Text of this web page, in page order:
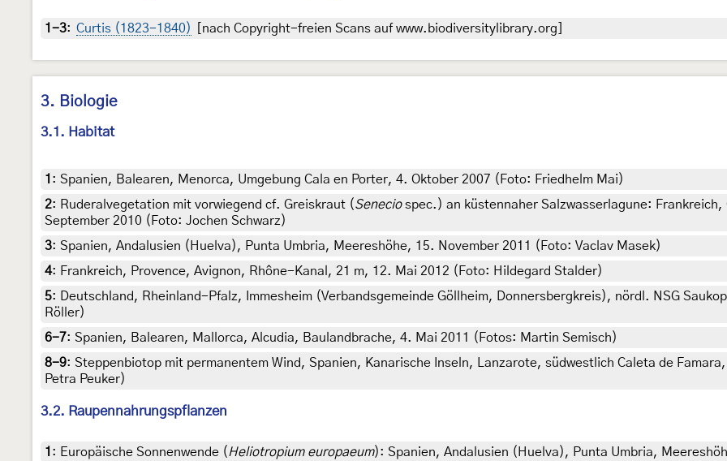
1-3: Curtis (1823-1840) [nach Copyright-freien Scans auf www.biodiversitylibrary.org]
3. Biologie
3.1. Habitat
1 : Spanien, Balearen, Menorca, Umgebung Cala en Porter, 4. Oktober 2007 (Foto: Friedhelm Mai)
2: Ruderalvegetation mit vorwiegend cf. Greiskraut (Seneciospec.) an küstennaher Salzwasserlagune:
September 2010 (Foto: Jochen Schwarz)
3: Spanien, Andalusien (Huelva), Punta Umbria, Meereshöhe, 15. November 2011 (Foto: Vaclav Masek)
4: Frankreich, Provence, Avignon, Rhône-Kanal, 21 m, 12. Mai 2012 (Foto: Hildegard Stalder)
5:
Deutschland, Rheinland-Pfalz, Immesheim (Verbandsgemeinde Göllheim, Donnersbergkreis), nördl. NSG
Röller)
6-7: Spanien, Balearen, Mallorca, Alcudia, Baulandbrache, 4. Mai 2011 (Fotos: Martin Semisch)
8-9: Steppenbiotop mit permanentem Wind, Spanien, Kanarische Inseln, Lanzarote, südwestlich Caleta de
Petra Peuker)
3.2. Raupennahrungspflanzen
1 : Europäische Sonnenwende ( Heliotropium europaeum): Spanien, Andalusien (Huelva), Punta Umbria,